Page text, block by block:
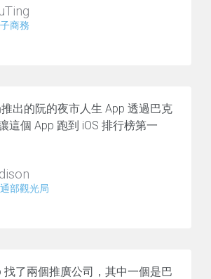
商務
出的阮的夜市人生 App 透過巴克
這個 App 跑到 iOS 排行榜第一
部觀光局
找了兩個推廣公司，其中一個是巴